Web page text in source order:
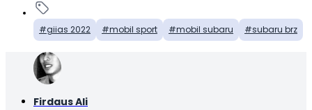
giias 2022 mobil sport mobil subaru subaru brz
Firdaus Ali